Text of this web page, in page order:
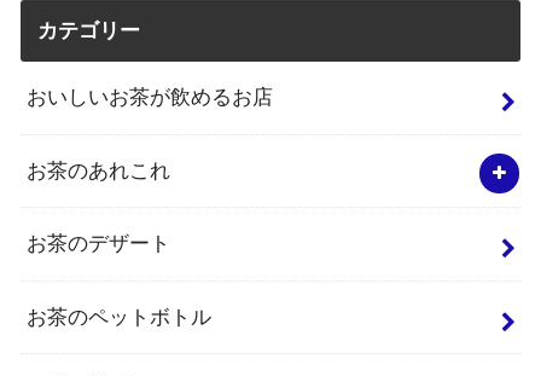
カテゴリー
おいしいお茶が飲めるお店
お茶のあれこれ
お茶のデザート
お茶のペットボトル